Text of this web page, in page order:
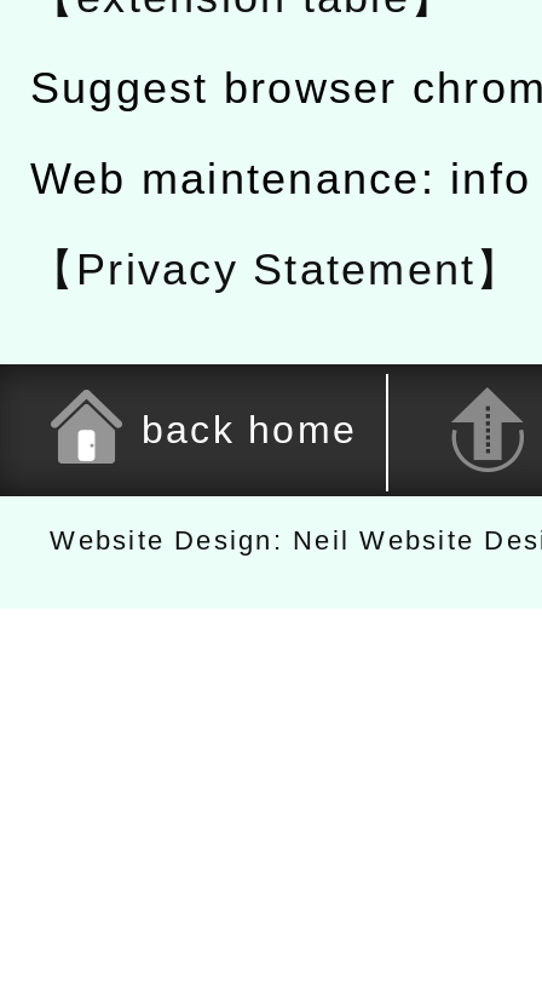
Suggest browser
Web maintenance:
【Privacy Statement】
back home
Website Design: Neil Website